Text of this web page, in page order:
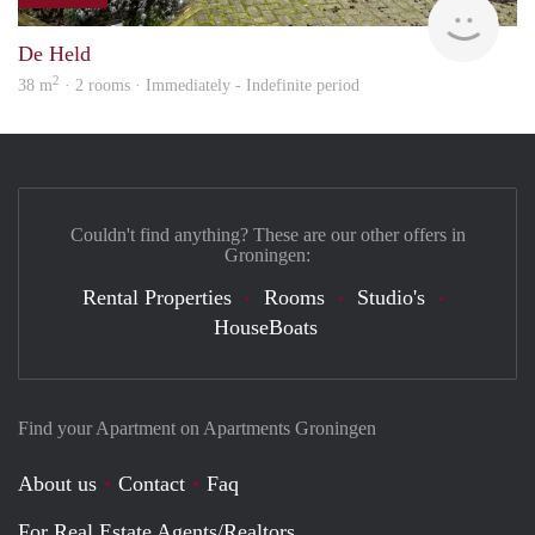
De Held
38 m2 · 2 rooms · Immediately - Indefinite period
Find your Apartment on Apartments Groningen
About us Contact
Faq
Couldn't find anything? These are our other offers in
Groningen:
Rental Properties Rooms
Studio's
HouseBoats